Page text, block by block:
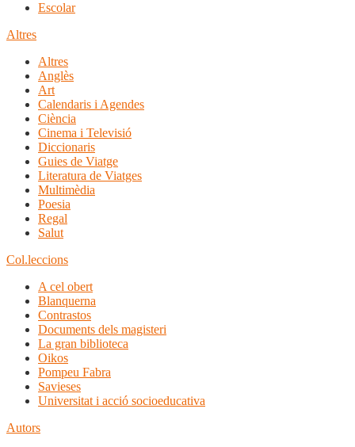
Escolar
Altres
Altres
Anglès
Art
Calendaris i Agendes
Ciència
Cinema i Televisió
Diccionaris
Guies de Viatge
Literatura de Viatges
Multimèdia
Poesia
Regal
Salut
Col.leccions
A cel obert
Blanquerna
Contrastos
Documents dels magisteri
La gran biblioteca
Oikos
Pompeu Fabra
Savieses
Universitat i acció socioeducativa
Autors